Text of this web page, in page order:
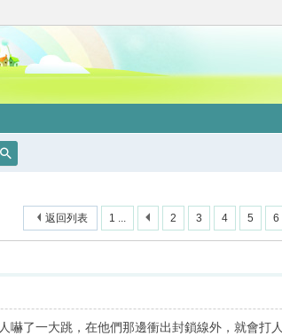
1 ... 2 3 4 5 6
返回列表
嚇了一大跳，在他們那邊衝出封鎖線外，就會打